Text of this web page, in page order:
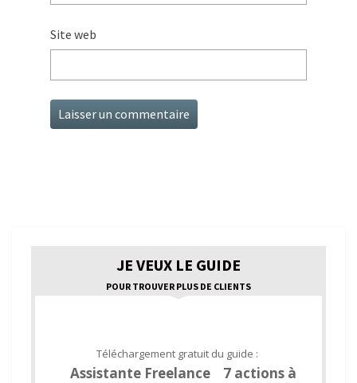
Site web
JE VEUX LE GUIDE
POUR TROUVER PLUS DE CLIENTS
Téléchargement gratuit du guide :
Assistante Freelance 7 actions à